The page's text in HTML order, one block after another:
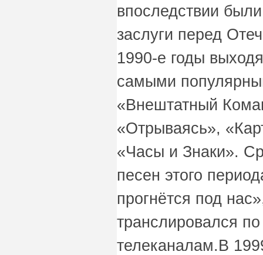
впоследствии
заслуги перед
1990-е годы
самыми
«Внештатный
«Отрываясь»,
«Часы и Знаки».
песен этого
прогнётся под
транслировался
телеканалам.В